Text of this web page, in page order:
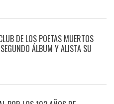
DE LOS POETAS MUERTOS
ÁLBUM Y ALISTA SU